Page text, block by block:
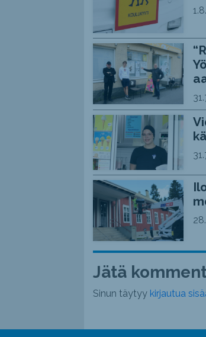
Jätä
Sinun täytyy kirjautua